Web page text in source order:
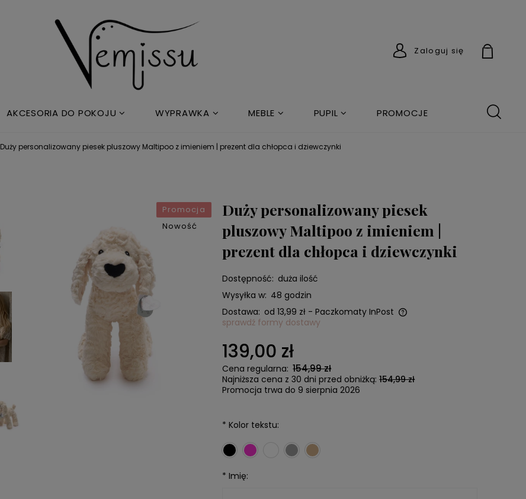
Zaloguj się
AKCESORIA DO POKOJU WYPRAWKA MEBLE PUPIL PROMOCJE
Duży personalizowany piesek pluszowy Maltipoo z imieniem | prezent dla chłopca i dziewczynki
Duży personalizowany piesek
pluszowy Maltipoo z imieniem |
prezent dla chłopca i dziewczynki
Promocja
Nowość
Dostępność: duża ilość
Wysyłka w: 48 godzin
Dostawa: od 13,99 zł - Paczkomaty InPost
kosztów płatności
sprawdź formy dostawy
139,00 zł
Cena regularna: 154,99 zł
Najniższa cena z 30 dni przed obniżką:154,99 zł
Promocja trwa do 9 sierpnia 2026
* Kolor tekstu:
* Imię: